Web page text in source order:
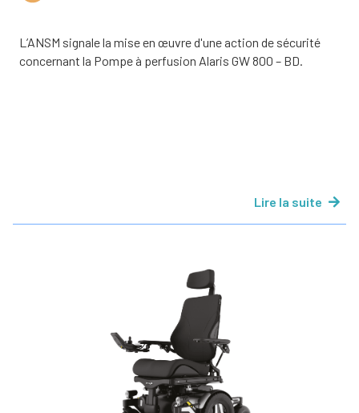
L’ANSM signale la mise en œuvre d'une action de sécurité
concernant la Pompe à perfusion Alaris GW 800 – BD.
Lire la suite